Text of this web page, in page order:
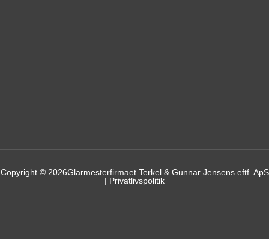
Copyright © 2026Glarmesterfirmaet Terkel & Gunnar Jensens eftf. ApS
| Privatlivspolitik